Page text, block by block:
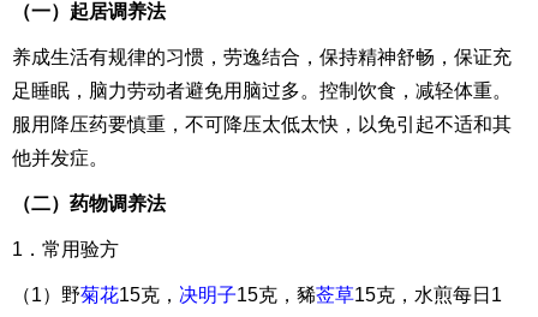
（一）起居调养法
养成生活有规律的习惯，劳逸结合，保持精神舒畅，保证充
足睡眠，脑力劳动者避免用脑过多。控制饮食，减轻体重。
服用降压药要慎重，不可降压太低太快，以免引起不适和其
他并发症。
（二）药物调养法
1．常用验方
（1）野菊花15克， 决明子15克，豨莶草15克，水煎每日1